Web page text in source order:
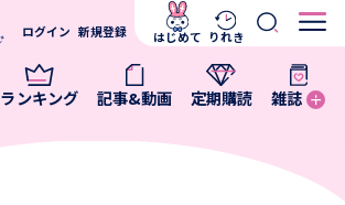
ランキング 記事&動画 定期購読 雑誌
ログイン 新規登録 はじめて りれき